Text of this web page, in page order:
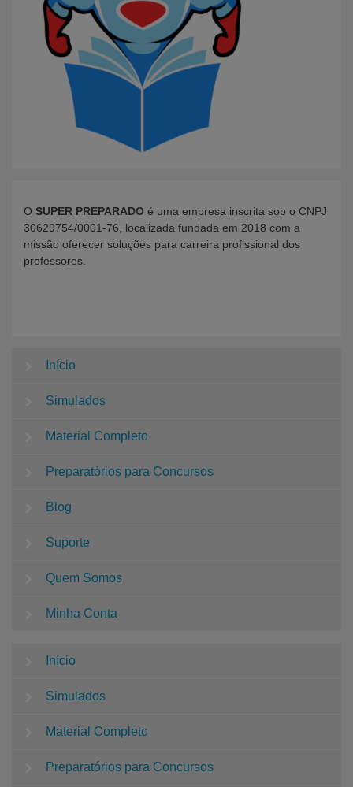
O SUPER PREPARADO é uma empresa inscrita sob o CNPJ
30629754/0001-76, localizada fundada em 2018 com a
missão oferecer soluções para carreira profissional dos
professores.
Início
Simulados
Material Completo
Preparatórios para Concursos
Blog
Suporte
Quem Somos
Minha Conta
Início
Simulados
Material Completo
Preparatórios para Concursos